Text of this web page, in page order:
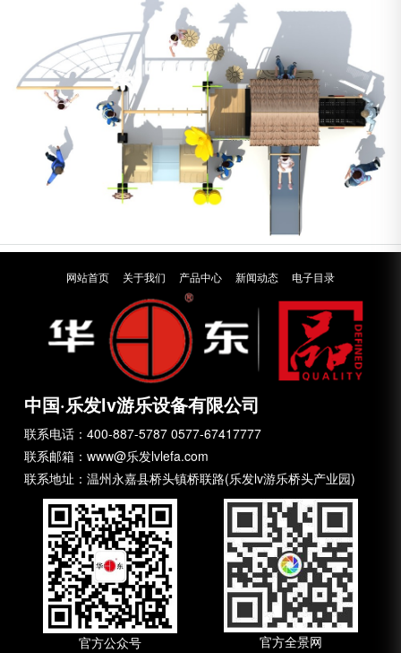
网站首页 关于我们 产品中心 新闻动态 电子目录
中国·乐发lv游乐设备有限公司
联系电话：400-887-5787 0577-67417777
联系邮箱：www@乐发lvlefa.com
联系地址：温州永嘉县桥头镇桥联路(乐发lv游乐桥头产业园)
官方公众号 官方全景网